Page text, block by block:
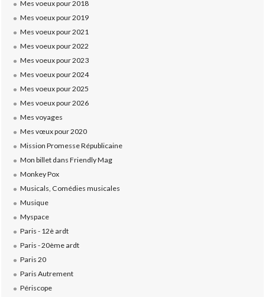
Mes voeux pour 2018
Mes voeux pour 2019
Mes voeux pour 2021
Mes voeux pour 2022
Mes voeux pour 2023
Mes voeux pour 2024
Mes voeux pour 2025
Mes voeux pour 2026
Mes voyages
Mes vœux pour 2020
Mission Promesse Républicaine
Mon billet dans Friendly Mag
Monkey Pox
Musicals, Comédies musicales
Musique
Myspace
Paris - 12è ardt
Paris - 20ème ardt
Paris 20
Paris Autrement
Périscope